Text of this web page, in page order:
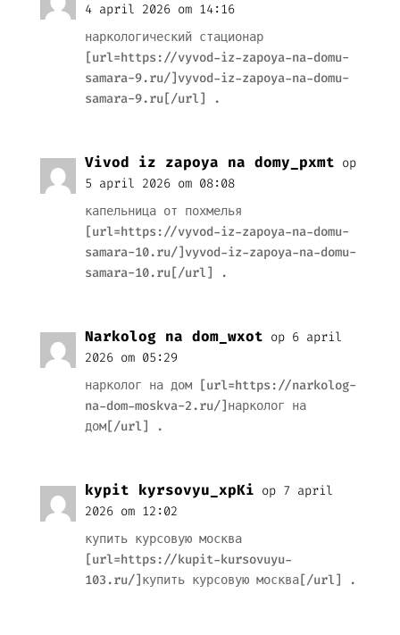
4 april 2026 om 14:16
наркологический стационар
[url=https://vyvod-iz-zapoya-na-domu-
samara-9.ru/]vyvod-iz-zapoya-na-domu-
samara-9.ru[/url] .
Vivod iz zapoya na domy_pxmt op
5 april 2026 om 08:08
капельница от похмелья
[url=https://vyvod-iz-zapoya-na-domu-
samara-10.ru/]vyvod-iz-zapoya-na-domu-
samara-10.ru[/url] .
Narkolog na dom_wxot op 6 april
2026 om 05:29
нарколог на дом [url=https://narkolog-
na-dom-moskva-2.ru/]нарколог на
дом[/url] .
kypit kyrsovyu_xpKi op 7 april
2026 om 12:02
купить курсовую москва
[url=https://kupit-kursovuyu-
103.ru/]купить курсовую москва[/url] .